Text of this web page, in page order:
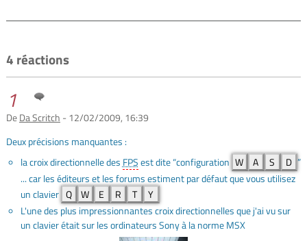
4 réactions
1
DeDa Scritch - 12/02/2009, 16:39
Deux précisions manquantes :
la croix directionnelle desFPSest dite “configuration W A S D ”
... car les éditeurs et les forums estiment par défaut que vous utilisez
un clavier Q W E R T
Y
L'une des plus impressionnantes croix directionnelles que j'ai vu sur
un clavier était sur les ordinateurs Sony à la norme MSX